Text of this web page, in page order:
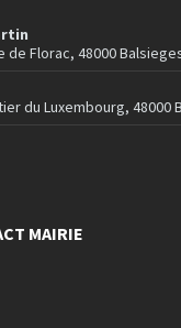
de Florac, 48000
du Luxembourg, 48000
MAIRIE